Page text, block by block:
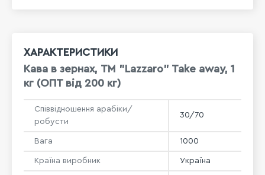
ХАРАКТЕРИСТИКИ
Кава в зернах, ТМ "Lazzaro" Take away, 1
кг (ОПТ від 200 кг)
Співвідношення арабіки/
робусти
30/70
Вага 1000
Країна виробник Україна